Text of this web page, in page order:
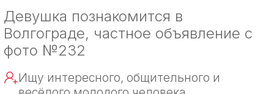
Девушка познакомится в
Волгограде, частное объявление с
фото №232
Ищу интересного, общительного и